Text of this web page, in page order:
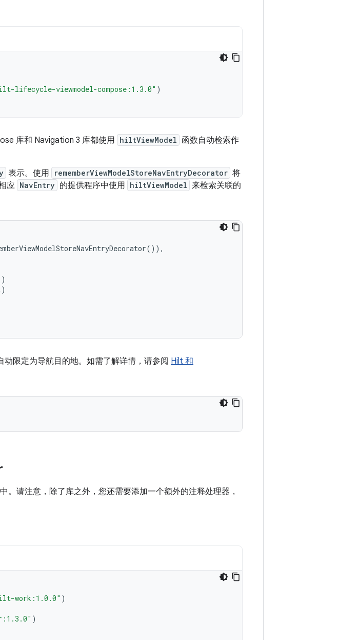
lifecycle-viewmodel-compose:1.3.0" )
库和 Navigation 3 库都使用 hiltViewModel 函数自动检索作
表示。使用 rememberViewModelStoreNavEntryDecorator 将
应 NavEntry 的提供程序中使用 hiltViewModel 来检索关联的
()),
)
限定为导航目的地。如需了解详情，请参阅 Hilt 和
。请注意，除了库之外，您还需要添加一个额外的注释处理器，
work:1.0.0" )
)